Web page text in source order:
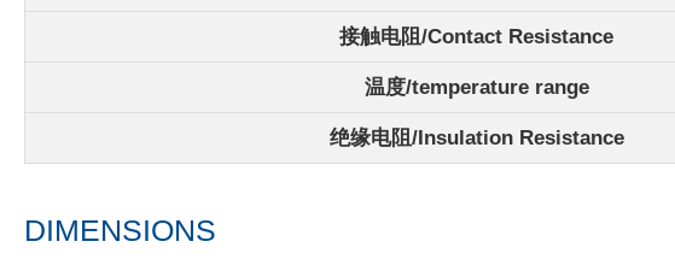
接触电阻/Contact Resistance
温度/temperature range
绝缘电阻/Insulation Resistance
DIMENSIONS